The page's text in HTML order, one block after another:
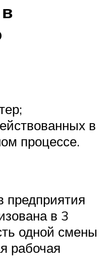
в
процессе.
предприятия
в 3
одной смены
рабочая